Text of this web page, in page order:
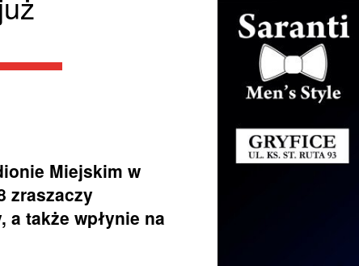
Miejskim w
zraszaczy
także wpłynie na